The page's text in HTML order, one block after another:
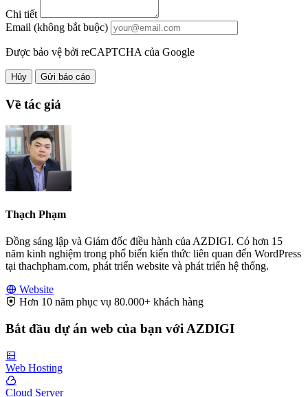
Chi tiết
Email (không bắt buộc)
Được bảo vệ bởi reCAPTCHA của Google
Hủy Gửi báo cáo
Về tác giả
Thạch Phạm
Đồng sáng lập và Giám đốc điều hành của AZDIGI. Có hơn 15
năm kinh nghiệm trong phổ biến kiến thức liên quan đến WordPress
tại thachpham.com, phát triển website và phát triển hệ thống.
Website
Hơn 10 năm phục vụ 80.000+ khách hàng
Bắt đầu dự án web của bạn với AZDIGI
Web Hosting
Cloud Server